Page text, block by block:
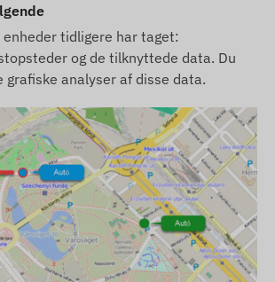
enheder tidligere har taget:
og de tilknyttede data. Du
grafiske analyser af disse data.